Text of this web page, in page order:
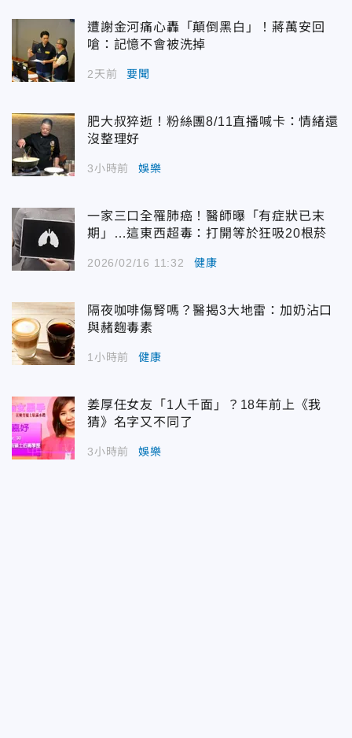
遭謝金河痛心轟「顛倒黑白」！蔣萬安回
嗆：記憶不會被洗掉
2天前 要聞
肥大叔猝逝！粉絲團8/11直播喊卡：情緒還
沒整理好
3小時前 娛樂
一家三口全罹肺癌！醫師曝「有症狀已末
期」…這東西超毒：打開等於狂吸20根菸
2026/02/16 11:32 健康
隔夜咖啡傷腎嗎？醫揭3大地雷：加奶沾口
與赭麴毒素
1小時前 健康
姜厚任女友「1人千面」？18年前上《我
猜》名字又不同了
3小時前 娛樂